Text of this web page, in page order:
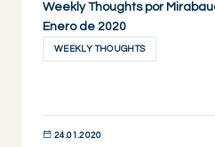
Weekly Thoughts por
Enero de 2020
WEEKLY THOUGHTS
24.01.2020